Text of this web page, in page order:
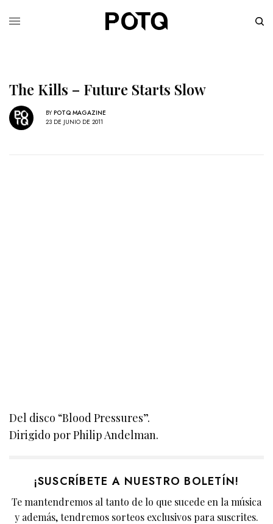
The Kills – Future Starts Slow
BY POTQ MAGAZINE
23 DE JUNIO DE 2011
Del disco “Blood Pressures”.
Dirigido por Philip Andelman.
¡SUSCRÍBETE A NUESTRO BOLETÍN!
Te mantendremos al tanto de lo que sucede en la música
y además, tendremos sorteos exclusivos para suscrites.